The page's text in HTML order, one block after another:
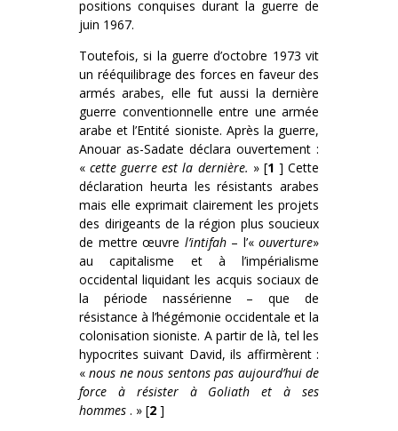
positions conquises durant la guerre de
juin 1967.
Toutefois, si la guerre d’octobre 1973 vit
un rééquilibrage des forces en faveur des
armés arabes, elle fut aussi la dernière
guerre conventionnelle entre une armée
arabe et l’Entité sioniste. Après la guerre,
Anouar as-Sadate déclara ouvertement :
«cette guerre est la dernière. » [1 ] Cette
déclaration heurta les résistants arabes
mais elle exprimait clairement les projets
des dirigeants de la région plus soucieux
de mettre œuvre l’intifah – l’« ouverture»
au capitalisme et à l’impérialisme
occidental liquidant les acquis sociaux de
la période nassérienne – que de
résistance à l’hégémonie occidentale et la
colonisation sioniste. A partir de là, tel les
hypocrites suivant David, ils affirmèrent :
«nous ne nous sentons pas aujourd’hui de
force à résister à Goliath et à ses
hommes . » [2 ]